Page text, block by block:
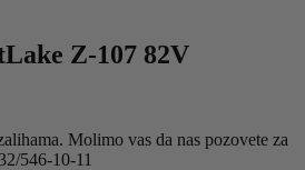
Z-107 82V
Molimo vas da nas pozovete za
546-10-11